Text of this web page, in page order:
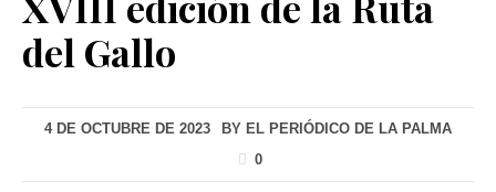
del Gallo
4 DE OCTUBRE DE 2023 BY EL PERIÓDICO DE LA PALMA
0